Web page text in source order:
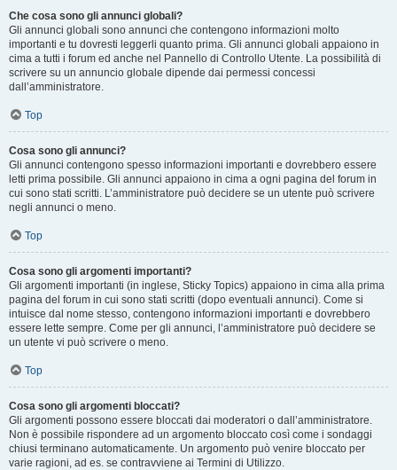
Che cosa sono gli annunci globali?
Gli annunci globali sono annunci che contengono informazioni molto
importanti e tu dovresti leggerli quanto prima. Gli annunci globali appaiono in
cima a tutti i forum ed anche nel Pannello di Controllo Utente. La possibilità di
scrivere su un annuncio globale dipende dai permessi concessi
dall’amministratore.
Top
Cosa sono gli annunci?
Gli annunci contengono spesso informazioni importanti e dovrebbero essere
letti prima possibile. Gli annunci appaiono in cima a ogni pagina del forum in
cui sono stati scritti. L’amministratore può decidere se un utente può scrivere
negli annunci o meno.
Top
Cosa sono gli argomenti importanti?
Gli argomenti importanti (in inglese, Sticky Topics) appaiono in cima alla prima
pagina del forum in cui sono stati scritti (dopo eventuali annunci). Come si
intuisce dal nome stesso, contengono informazioni importanti e dovrebbero
essere lette sempre. Come per gli annunci, l’amministratore può decidere se
un utente vi può scrivere o meno.
Top
Cosa sono gli argomenti bloccati?
Gli argomenti possono essere bloccati dai moderatori o dall’amministratore.
Non è possibile rispondere ad un argomento bloccato così come i sondaggi
chiusi terminano automaticamente. Un argomento può venire bloccato per
varie ragioni, ad es. se contravviene ai Termini di Utilizzo.